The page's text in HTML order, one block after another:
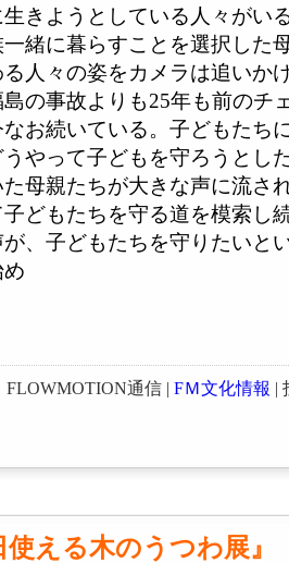
きようとしている人々がい
緒に暮らすことを選択した
人々の姿をカメラは追いか
の事故よりも25年も前のチ
お続いている。子どもたち
やって子どもを守ろうとし
母親たちが大きな声に流さ
どもたちを守る道を模索し
、子どもたちを守りたいと
FLOWMOTION通信 | FＭ文化情報 |
使える木のうつわ展』